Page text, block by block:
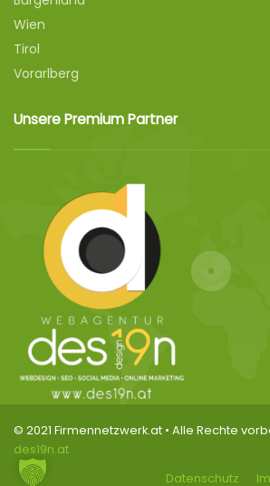
Wien
Tirol
Vorarlberg
Unsere Premium Partner
© 2021 Firmennetzwerk.at • Alle Rechte
des19n.at
Datenschutz